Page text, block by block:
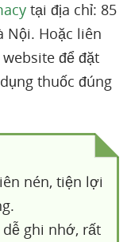
tại địa chỉ: 85
Nội. Hoặc liên
để đặt
thuốc đúng
nén, tiện lợi
ghi nhớ, rất